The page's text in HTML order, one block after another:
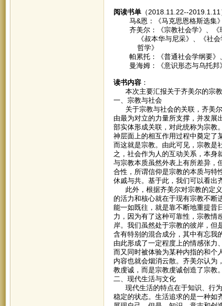
阅读书单（2018.11.22--2019.1.11
马&恩：《马克思恩格斯选集
齐美尔：《宗教社会学》、《现
《叔本华与尼采》、《社会学
哲学》
帕累托：《普通社会学纲要》
曼海姆：《意识形态与乌托邦
读书内容：
本次主要汇报关于齐美尔的宗教
一、宗教与社会
关于宗教与社会的关联，齐美尔
由最为对立的力量所支撑，并发展
部实体形成关联，对此统称为宗教
神层面上的相互作用过程中奠定了
而这就是宗教。由此可见，宗教是
之，社会作为人的互动关系，本身
与宗教本质虽然外表上有所差异，
合性，所谓信仰是宗教的本质与特
休戚与共。基于此，我们可以看
此外，根据齐美尔对宗教的定义
的活力和核心就在于现有宗教不断
能一如既往，就是靠不断地重提昔
力，因为有了这种可靠性，宗教情
岸。我们虽然处于宗教的彼岸，但
含有特别的混合成分，其中有忘我
由此形成了一定程度上的情感张力
而又同时被体验为某种内指的和个
内容也就会烟消云散。齐美尔认为
教虔诚，而是宗教虔诚创造了宗教
二、现代生活与文化
现代生活的特点在于知识、行为
稳定的状态。生活追求的是一种如